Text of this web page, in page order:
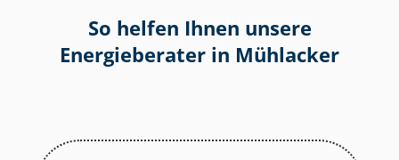
So helfen Ihnen unsere
Energieberater in Mühlacker